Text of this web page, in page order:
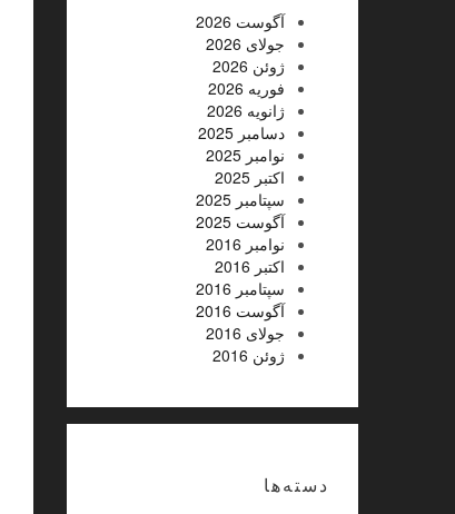
آگوست 2026
جولای 2026
ژوئن 2026
فوریه 2026
ژانویه 2026
دسامبر 2025
نوامبر 2025
اکتبر 2025
سپتامبر 2025
آگوست 2025
نوامبر 2016
اکتبر 2016
سپتامبر 2016
آگوست 2016
جولای 2016
ژوئن 2016
دسته‌ها